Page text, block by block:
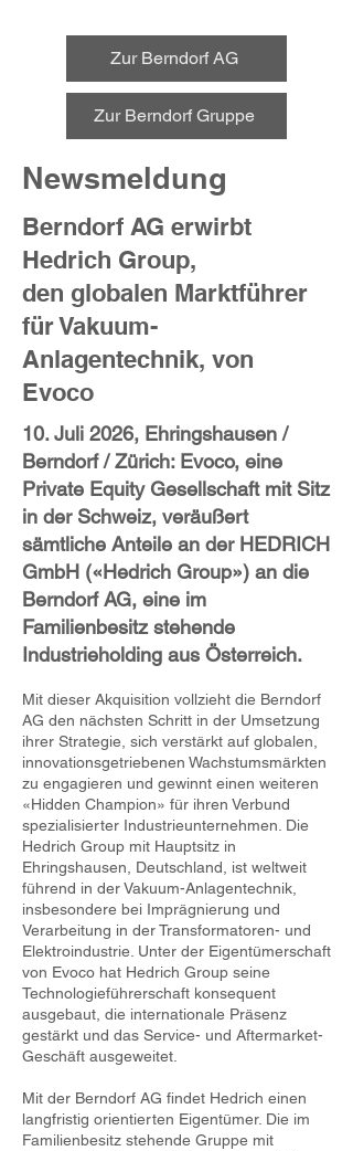
Zur Berndorf AG
Zur Berndorf Gruppe
Newsmeldung
Berndorf AG erwirbt
Hedrich Group,
den globalen Marktführer
für Vakuum-
Anlagentechnik, von
Evoco
10. Juli 2026, Ehringshausen /
Berndorf / Zürich: Evoco, eine
Private Equity Gesellschaft mit Sitz
in der Schweiz, veräußert
sämtliche Anteile an der HEDRICH
GmbH («Hedrich Group») an die
Berndorf AG, eine im
Familienbesitz stehende
Industrieholding aus Österreich.
Mit dieser Akquisition vollzieht die Berndorf
AG den nächsten Schritt in der Umsetzung
ihrer Strategie, sich verstärkt auf globalen,
innovationsgetriebenen Wachstumsmärkten
zu engagieren und gewinnt einen weiteren
«Hidden Champion» für ihren Verbund
spezialisierter Industrieunternehmen. Die
Hedrich Group mit Hauptsitz in
Ehringshausen, Deutschland, ist weltweit
führend in der Vakuum-Anlagentechnik,
insbesondere bei Imprägnierung und
Verarbeitung in der Transformatoren- und
Elektroindustrie. Unter der Eigentümerschaft
von Evoco hat Hedrich Group seine
Technologieführerschaft konsequent
ausgebaut, die internationale Präsenz
gestärkt und das Service- und Aftermarket-
Geschäft ausgeweitet.
Mit der Berndorf AG findet Hedrich einen
langfristig orientierten Eigentümer. Die im
Familienbesitz stehende Gruppe mit